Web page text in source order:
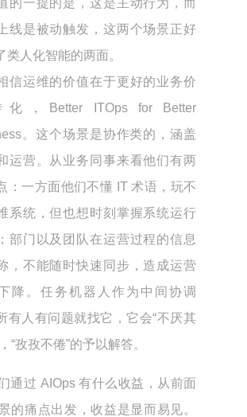
的一提的是，这是主动行为，而
线是被动触发，这两个场景正好
类人化智能的两面。
信运维的价值在于更好的业务价
，Better ITOps for Better
。这个场景是协作类的，涵盖
运营。从业务同事来看他们有两
：一方面他们不懂 IT 术语，玩不
系统，但也想时刻掌握系统运行
部门以及团队在运营过程的信息
，不能随时快速同步，造成运营
降。任务机器人作为中间协调
有人有问题就找它，它会“不厌其
“孜孜不倦”的予以解答。
通过 AIOps 有什么收益，从前面
的痛点出发，收益是显而易见。